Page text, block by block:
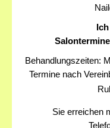
Behandlungszeiten:
Termine nach
Sie erreichen